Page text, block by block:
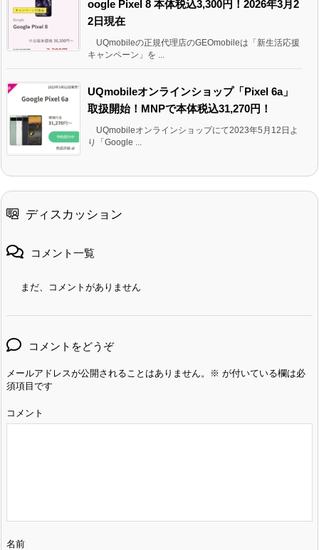
oogle Pixel 8 本体税込3,300円！2026年3月2
2日現在
UQmobileの正規代理店のGEOmobileは「新生活応援
キャンペーン」を ...
UQmobileオンラインショップ「Pixel 6a」
取扱開始！MNPで本体税込31,270円！
UQmobileオンラインショップにて2023年5月12日よ
り「Google ...
ディスカッション
コメント一覧
まだ、コメントがありません
コメントをどうぞ
メールアドレスが公開されることはありません。 ※ が付いている欄は必
須項目です
コメント
名前